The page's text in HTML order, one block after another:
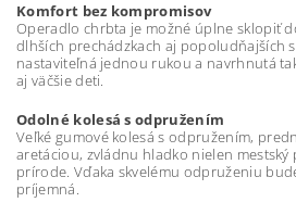
Komfort bez kompromisov
Operadlo chrbta je možné úplne sklopiť
dlhších prechádzkach aj popoludňajších
nastaviteľná jednou rukou a navrhnutá
aj väčšie deti.
Odolné kolesá s odpružením
Veľké gumové kolesá s odpružením,
aretáciou, zvládnu hladko nielen
prírode. Vďaka skvelému odpruženiu
príjemná.